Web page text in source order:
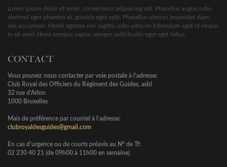
Lorem ipsum dolor sit amet, consectetur adipiscing elit. Phasellus augue odio,
eleifend eget pharetra et, gravida eget velit. Phasellus ultrices imperdiet diam
sed accumsan. Morbi egestas nisi sagittis odio ultricies bibendum eget id neque.
In sit amet libero tempus sapien semper sollicitudin eget eget tellus.
CONTACT
Vous pouvez nous contacter par voie postale à l'adresse:
Club Royal des Officiers du Régiment des Guides, asbl
32 rue d'Arlon
1000 Bruxelles
Mais de préférence par courriel à l'adresse:
clubroyaldesguides@gmail.com
En cas d'urgence ou de courts préavis au N° de Tf:
02 230 40 21 (de 09h00 à 11h00 en semaine)